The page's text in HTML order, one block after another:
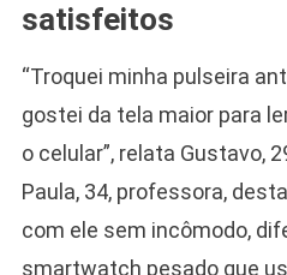
satisfeitos
“Troquei minha pulseira
gostei da tela maior para
o celular”, relata Gustavo,
Paula, 34, professora,
com ele sem incômodo,
smartwatch pesado que